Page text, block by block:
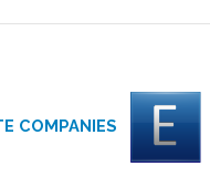
COMPANIES